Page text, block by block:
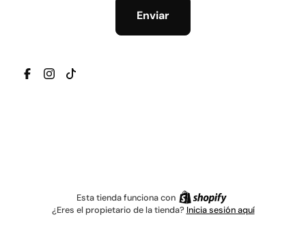
Enviar
TRANSLATION MISSING:
TRANSLATION MISSING:
TRANSLATION MISSING:
Esta tienda funciona con
¿Eres el propietario de la tienda? Inicia sesión aquí